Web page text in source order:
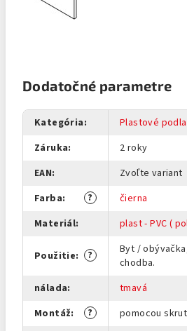
Dodatočné parametre
Kategória:
Plastové
Záruka:
2 roky
EAN:
Zvoľte variant
?
Farba:
čierna
Materiál: plast - PVC (
?
Použitie:
Byt /
chodba.
nálada:
tmavá
?
Montáž:
pomocou